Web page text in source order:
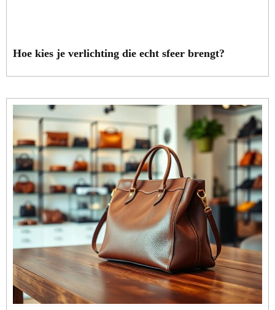
Hoe kies je verlichting die echt sfeer brengt?